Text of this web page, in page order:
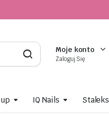
Moje konto
Zaloguj Się
IQ Nails Staleks